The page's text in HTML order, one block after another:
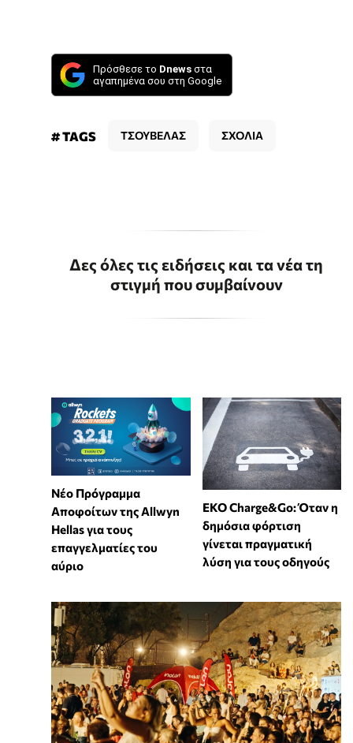
Πρόσθεσε το Dnews στα
αγαπημένα σου στη Google
# TAGS ΤΣΟΥΒΕΛΑΣ ΣΧΟΛΙΑ
Δες όλες τις ειδήσεις και τα νέα τη
στιγμή που συμβαίνουν
Νέο Πρόγραμμα
Αποφοίτων της Allwyn
Hellas για τους
επαγγελματίες του
αύριο
EKO Charge&Go: Όταν η
δημόσια φόρτιση
γίνεται πραγματική
λύση για τους οδηγούς